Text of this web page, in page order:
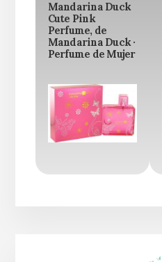
Mandarina Duck
Cute Pink
Perfume, de
Mandarina Duck ·
Perfume de Mujer